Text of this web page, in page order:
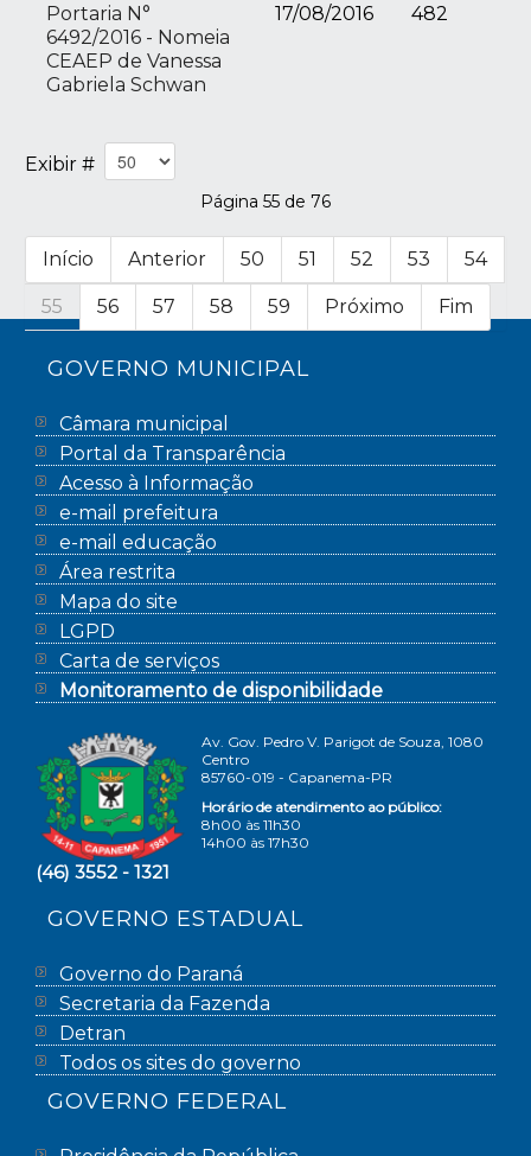
Portaria N°
6492/2016 - Nomeia
CEAEP de Vanessa
Gabriela Schwan
17/08/2016 482
Exibir #
Página 55 de 76
Início Anterior 50 51 52 53 54
55 56 57 58 59 Próximo Fim
GOVERNO MUNICIPAL
Câmara municipal
Portal da Transparência
Acesso à Informação
e-mail prefeitura
e-mail educação
Área restrita
Mapa do site
LGPD
Carta de serviços
Monitoramento de disponibilidade
Av. Gov. Pedro V. Parigot de Souza, 1080
Centro
85760-019 - Capanema-PR
Horário de atendimento ao público:
8h00 às 11h30
14h00 às 17h30
(46) 3552 - 1321
GOVERNO ESTADUAL
Governo do Paraná
Secretaria da Fazenda
Detran
Todos os sites do governo
GOVERNO FEDERAL